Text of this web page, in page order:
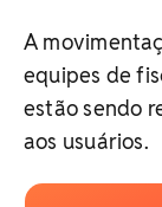
A
equipes de
estão sendo
aos usuários.